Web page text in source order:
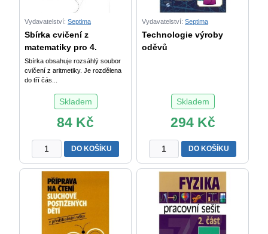
Vydavatelství: Septima
Sbírka cvičení z
matematiky pro 4.
Sbírka obsahuje rozsáhlý soubor
cvičení z aritmetiky. Je rozdělena
do tří čás...
Skladem
84 Kč
Sbírka
cvičení
z
matematiky
DO KOŠÍKU
Vydavatelství: Septima
Technologie výroby
oděvů
Skladem
294 Kč
Technologie
výroby
oděvů
množství
DO KOŠÍKU